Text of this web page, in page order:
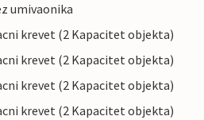
umivaonika
krevet (2 Kapacitet objekta)
krevet (2 Kapacitet objekta)
krevet (2 Kapacitet objekta)
krevet (2 Kapacitet objekta)